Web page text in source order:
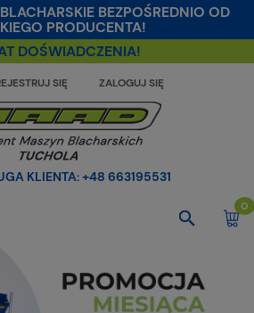
BEZPOŚREDNIO OD
PRODUCENTA!
DOŚWIADCZENIA!
SIĘ ZALOGUJ SIĘ
KLIENTA:+48 663195531